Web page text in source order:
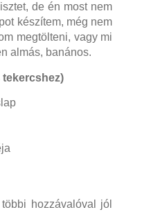
de én most nem
készítem, még nem
megtölteni, vagy mi
almás, banános.
tekercshez)
hozzávalóval jól